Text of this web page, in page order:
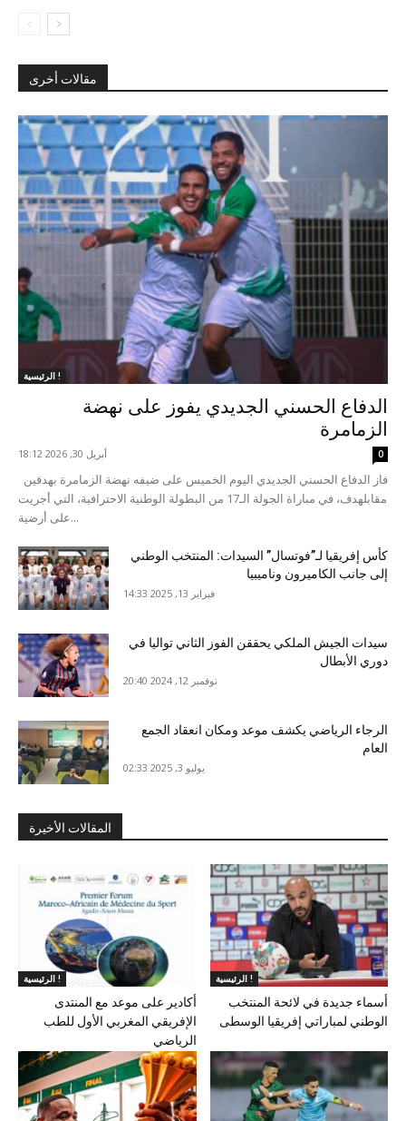
مقالات أخرى
الرئيسية !
الدفاع الحسني الجديدي يفوز على نهضة
الزمامرة
أبريل 30, 2026 18:12 0
مقابلهدف، في مباراة الجولة الـ17 من البطولة الوطنية الاحترافية، التي أجريت
على أرضية...
كأس إفريقيا لـ”فوتسال” السيدات: المنتخب الوطني
إلى جانب الكاميرون وناميبيا
فبراير 13, 2025 14:33
سيدات الجيش الملكي يحققن الفوز الثاني تواليا في
دوري الأبطال
نوفمبر 12, 2024 20:40
الرجاء الرياضي يكشف موعد ومكان انعقاد الجمع
العام
يوليو 3, 2025 02:33
المقالات الأخيرة
الرئيسية !
أكادير على موعد مع المنتدى
الإفريقي المغربي الأول للطب
الرياضي
الرئيسية !
أسماء جديدة في لائحة المنتخب
الوطني لمباراتي إفريقيا الوسطى